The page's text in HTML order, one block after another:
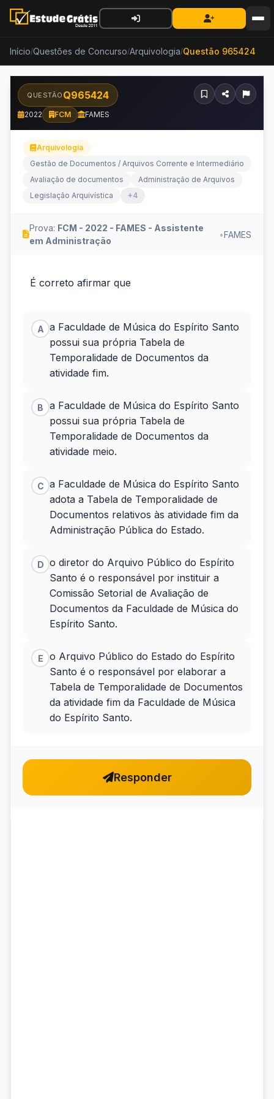
Início/Questões de Concurso/Arquivologia/Questão 965424
QUESTÃO Q965424
2022 FCM FAMES
Arquivologia
Gestão de Documentos / Arquivos Corrente e Intermediário
Avaliação de documentos
Administração de Arquivos
Legislação Arquivística
+4
Prova: FCM - 2022 - FAMES - Assistente
em Administração
•FAMES
afirmar
que
É correto afirmar que
A a Faculdade de Música do Espírito Santo
possui sua própria Tabela de
Temporalidade de Documentos da
atividade fim.
B
a Faculdade de Música do Espírito Santo
possui sua própria Tabela de
Temporalidade de Documentos da
atividade meio.
C a Faculdade de Música do Espírito Santo
adota a Tabela de Temporalidade de
Documentos relativos às atividade fim da
Administração Pública do Estado.
D o diretor do Arquivo Público do Espírito
Santo é o responsável por instituir a
Comissão Setorial de Avaliação de
Documentos da Faculdade de Música do
Espírito Santo.
E
o Arquivo Público do Estado do Espírito
Santo é o responsável por elaborar a
Tabela de Temporalidade de Documentos
da atividade fim da Faculdade de Música
do Espírito Santo.
Responder